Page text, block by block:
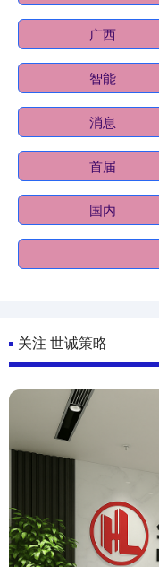
广西
智能
消息
首届
国内
关注 世诚策略